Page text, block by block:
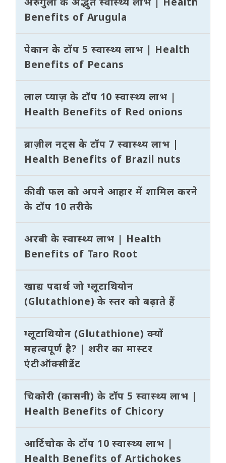
Benefits of Arugula
पेकान के टॉप 5 स्वास्थ्य लाभ | Health
Benefits of Pecans
लाल प्याज़ के टॉप 10 स्वास्थ्य लाभ |
Health Benefits of Red onions
ब्राज़ील नट्स के टॉप 7 स्वास्थ्य लाभ |
Health Benefits of Brazil nuts
कीवी फल को अपने आहार में शामिल करने
के टॉप 10 तरीके
अरबी के स्वास्थ्य लाभ | Health
Benefits of Taro Root
खाद्य पदार्थ जो ग्लूटाथियोन
(Glutathione) के स्तर को बढ़ाते हैं
ग्लूटाथियोन (Glutathione) क्यों
महत्वपूर्ण है? | शरीर का मास्टर
एंटीऑक्सीडेंट
चिकोरी (कासनी) के टॉप 5 स्वास्थ्य लाभ |
Health Benefits of Chicory
आर्टिचोक के टॉप 10 स्वास्थ्य लाभ |
Health Benefits of Artichokes